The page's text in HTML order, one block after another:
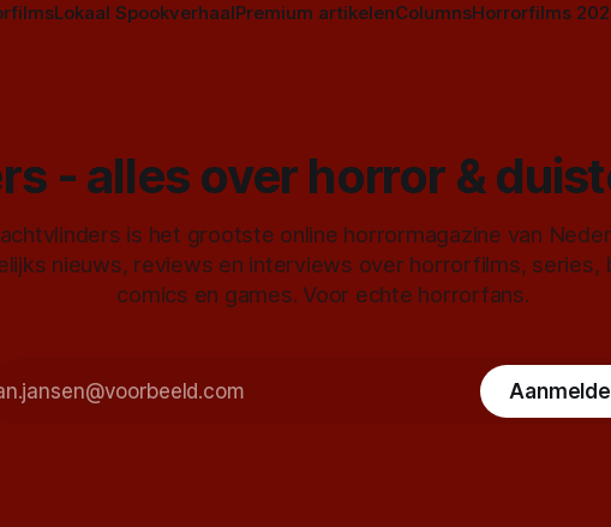
Lokaal SpookverhaalPremium artikelenColumnsHorrorfilms
- alles over horror &
is het grootste online horrormagazine van
nieuws, reviews en interviews over horrorfilms, series,
comics en games. Voor echte horrorfans.